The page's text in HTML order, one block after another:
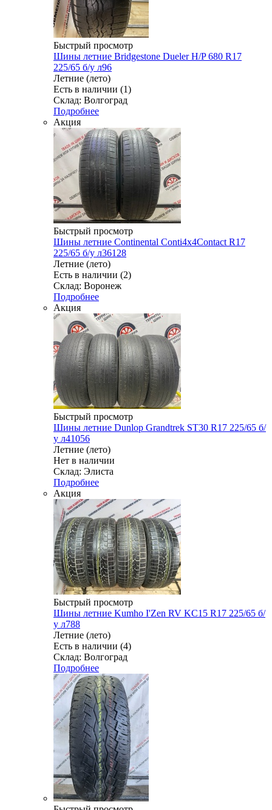
Быстрый просмотр
Шины летние Bridgestone Dueler H/P 680 R17
225/65 б/у л96
Летние (лето)
Есть в наличии (1)
Склад: Волгоград
Подробнее
Акция
Быстрый просмотр
Шины летние Continental Conti4x4Contact R17
225/65 б/у л36128
Летние (лето)
Есть в наличии (2)
Склад: Воронеж
Подробнее
Акция
Быстрый просмотр
Шины летние Dunlop Grandtrek ST30 R17 225/65 б/
у л41056
Летние (лето)
Нет в наличии
Склад: Элиста
Подробнее
Акция
Быстрый просмотр
Шины летние Kumho I'Zen RV KC15 R17 225/65 б/
у л788
Летние (лето)
Есть в наличии (4)
Склад: Волгоград
Подробнее